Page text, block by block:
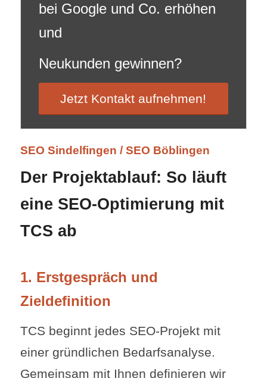
bei Google und Co. erhöhen
und
Neukunden gewinnen?
Jetzt Kontakt aufnehmen!
SEO Sindelfingen / SEO Böblingen
Der Projektablauf: So läuft
eine SEO-Optimierung mit
TCS ab
1. Erstgespräch und
Zieldefinition
TCS beginnt jedes SEO-Projekt mit
einer gründlichen Bedarfsanalyse.
Gemeinsam mit Ihnen definieren wir